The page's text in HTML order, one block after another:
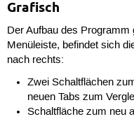
Grafisch
Der Aufbau des Programm
Menüleiste, befindet sich
nach rechts:
Zwei Schaltflächen
neuen Tabs zum
Schaltfläche zum neu